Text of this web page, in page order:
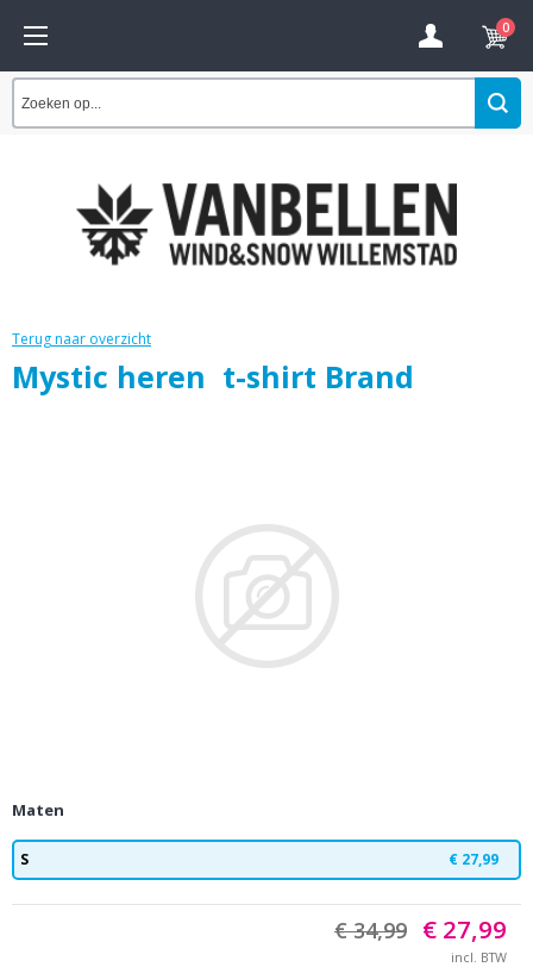
0
Terug naar overzicht
Mystic heren t-shirt Brand
Maten
S € 27,99
€ 34,99 € 27,99
incl. BTW